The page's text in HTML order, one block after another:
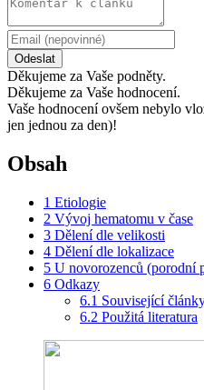
Odeslat
Děkujeme za Vaše podněty.
Děkujeme za Vaše hodnocení.
Vaše hodnocení ovšem nebylo
jen jednou za den)!
Obsah
1 Etiologie
2 Vývoj hematomu v čase
3 Dělení dle velikosti
4 Dělení dle lokalizace
5 U novorozenců (porodní
6 Odkazy
6.1 Související
6.2 Použitá literatura